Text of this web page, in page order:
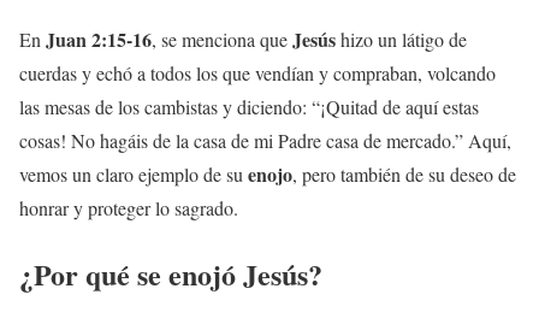
En Juan 2:15-16, se menciona queJesúshizo un látigo de
cuerdas y echó a todos los que vendían y compraban, volcando
las mesas de los cambistas y diciendo: “¡Quitad de aquí estas
cosas! No hagáis de la casa de mi Padre casa de mercado.” Aquí,
vemos un claro ejemplo de su enojo, pero también de su deseo de
honrar y proteger lo sagrado.
¿Por qué se enojóJesús?